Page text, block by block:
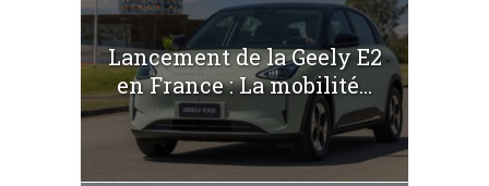
Lancement de la Geely E2
en France : La mobilité...